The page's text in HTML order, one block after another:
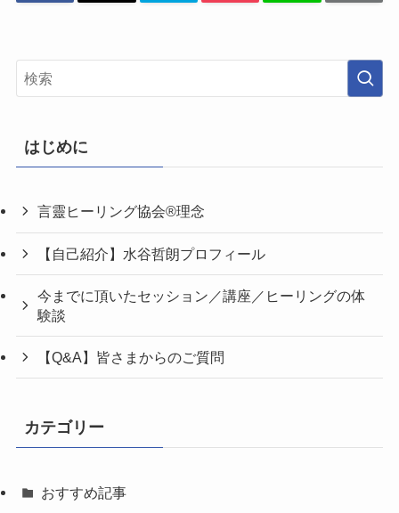
はじめに
言靈ヒーリング協会®理念
【自己紹介】水谷哲朗プロフィール
今までに頂いたセッション／講座／ヒーリングの体
験談
【Q&A】皆さまからのご質問
カテゴリー
おすすめ記事